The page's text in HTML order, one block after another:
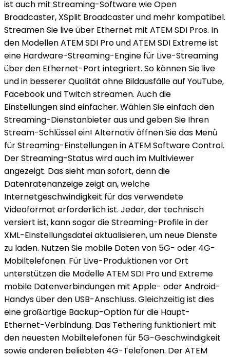
ist auch mit Streaming-Software wie Open
Broadcaster, XSplit Broadcaster und mehr kompatibel.
Streamen Sie live über Ethernet mit ATEM SDI Pros. In
den Modellen ATEM SDI Pro und ATEM SDI Extreme ist
eine Hardware-Streaming-Engine für Live-Streaming
über den Ethernet-Port integriert. So können Sie live
und in besserer Qualität ohne Bildausfälle auf YouTube,
Facebook und Twitch streamen. Auch die
Einstellungen sind einfacher. Wählen Sie einfach den
Streaming-Dienstanbieter aus und geben Sie Ihren
Stream-Schlüssel ein! Alternativ öffnen Sie das Menü
für Streaming-Einstellungen in ATEM Software Control.
Der Streaming-Status wird auch im Multiviewer
angezeigt. Das sieht man sofort, denn die
Datenratenanzeige zeigt an, welche
Internetgeschwindigkeit für das verwendete
Videoformat erforderlich ist. Jeder, der technisch
versiert ist, kann sogar die Streaming-Profile in der
XML-Einstellungsdatei aktualisieren, um neue Dienste
zu laden. Nutzen Sie mobile Daten von 5G- oder 4G-
Mobiltelefonen. Für Live-Produktionen vor Ort
unterstützen die Modelle ATEM SDI Pro und Extreme
mobile Datenverbindungen mit Apple- oder Android-
Handys über den USB-Anschluss. Gleichzeitig ist dies
eine großartige Backup-Option für die Haupt-
Ethernet-Verbindung. Das Tethering funktioniert mit
den neuesten Mobiltelefonen für 5G-Geschwindigkeit
sowie anderen beliebten 4G-Telefonen. Der ATEM